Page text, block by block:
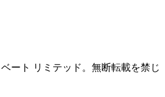
ート リミテッド。無断転載を禁じ